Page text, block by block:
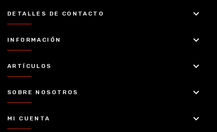
DETALLES DE CONTACTO keyboard_arrow_down
INFORMACIÓN keyboard_arrow_down
ARTÍCULOS keyboard_arrow_down
SOBRE NOSOTROS keyboard_arrow_down
MI CUENTA keyboard_arrow_down